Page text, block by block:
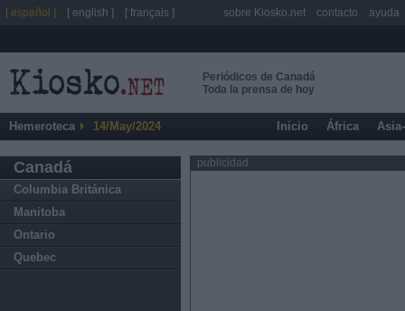
Periódicos de Canadá
Toda la prensa de hoy
Hemeroteca 14/May/2024 Inicio África
Canadá
Columbia Británica
Manitoba
Ontario
Quebec
publicidad
[ español ] [ english ] [ français ] sobre Kiosko.net contacto ayuda